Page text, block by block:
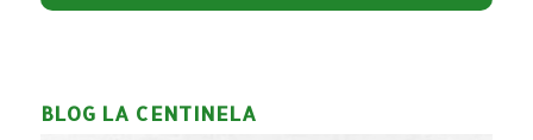
BLOG LA CENTINELA